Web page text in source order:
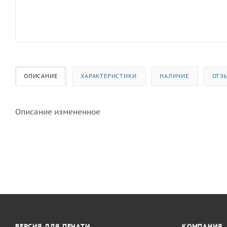
ОПИСАНИЕ ХАРАКТЕРИСТИКИ НАЛИЧИЕ
Описание измененное